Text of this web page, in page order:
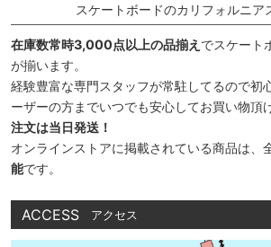
スケートボードのカリフォルニア
在庫数常時3,000点以上の品揃え でスケート
が揃います。
経験豊富な専門スタッフが常駐してるので初
ーザーの方までいつでも安心してお買い物頂
注文は当日発送！
オンラインストアに掲載されている商品は、
能です。
ACCESS アクセス